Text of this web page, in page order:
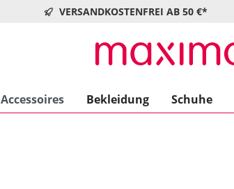
VERSANDKOSTENFREI AB 50 €*
Accessoires Bekleidung Schuhe